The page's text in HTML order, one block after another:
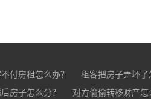
付房租怎么办？ 租客把房子弄坏了
退押金怎么办？
买房的定金能退吗
房子怎么分？ 对方偷偷转移财产怎